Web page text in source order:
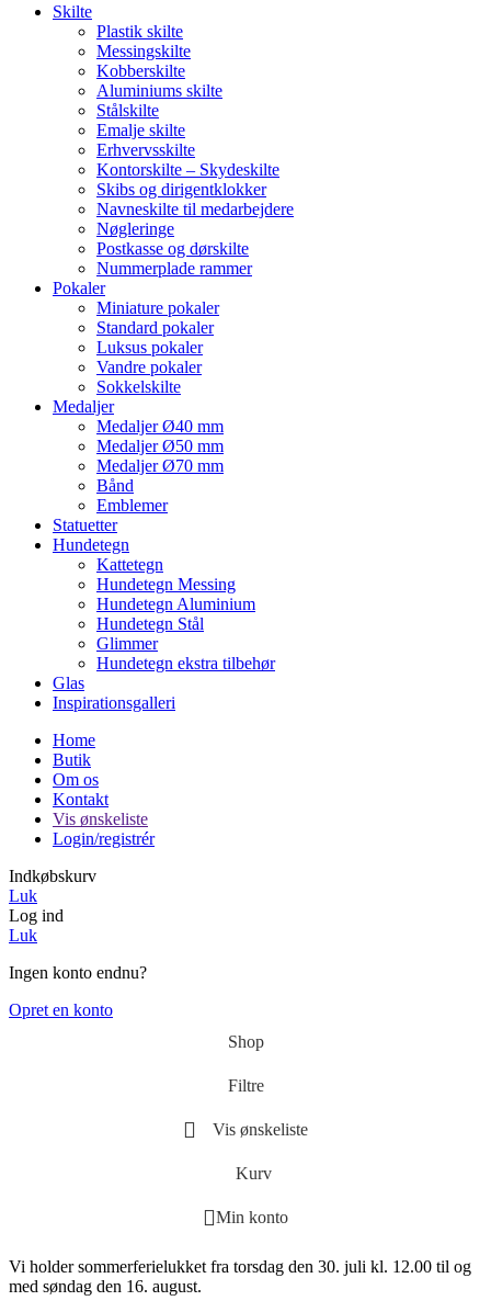
Skilte
Plastik skilte
Messingskilte
Kobberskilte
Aluminiums skilte
Stålskilte
Emalje skilte
Erhvervsskilte
Kontorskilte – Skydeskilte
Skibs og dirigentklokker
Navneskilte til medarbejdere
Nøgleringe
Postkasse og dørskilte
Nummerplade rammer
Pokaler
Miniature pokaler
Standard pokaler
Luksus pokaler
Vandre pokaler
Sokkelskilte
Medaljer
Medaljer Ø40 mm
Medaljer Ø50 mm
Medaljer Ø70 mm
Bånd
Emblemer
Statuetter
Hundetegn
Kattetegn
Hundetegn Messing
Hundetegn Aluminium
Hundetegn Stål
Glimmer
Hundetegn ekstra tilbehør
Glas
Inspirationsgalleri
Home
Butik
Om os
Kontakt
Vis ønskeliste
Login/registrér
Indkøbskurv
Luk
Log ind
Luk
Ingen konto endnu?
Opret en konto
Shop
Filtre
Vis ønskeliste
Kurv
Min konto
Vi holder sommerferielukket fra torsdag den 30. juli kl. 12.00 til og
med søndag den 16. august.